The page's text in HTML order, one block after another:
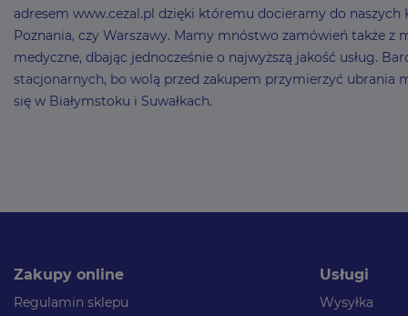
adresem www.cezal.pl dzięki któremu docieramy do
Poznania, czy Warszawy. Mamy mnóstwo zamówień także
medyczne, dbając jednocześnie o najwyższą jakość usług.
stacjonarnych, bo wolą przed zakupem przymierzyć ubrania
się w Białymstoku i Suwałkach.
Zakupy online
Regulamin sklepu
Usługi
Wysyłka